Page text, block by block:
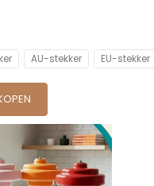
AU-stekker EU-stekker